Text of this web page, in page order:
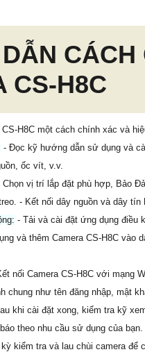
CS-H8C
H8C một cách chính xác và
- Đọc kỹ hướng dẫn sử dụng và
ốc vít, v.v.
Chọn vị trí lắp đặt phù hợp, Bảo
- Kết nối dây nguồn và dây tín
- Tải và cài đặt ứng dụng điều
và thêm Camera CS-H8C vào
nối Camera CS-H8C với mạng
chung như tên đăng nhập, mật
khi cài đặt xong, kiểm tra kỹ
theo nhu cầu sử dụng của bạn.
kiểm tra và lau chùi camera để